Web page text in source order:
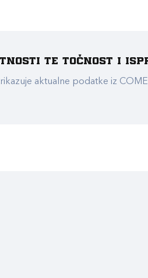
te točnost i
aktualne podatke iz